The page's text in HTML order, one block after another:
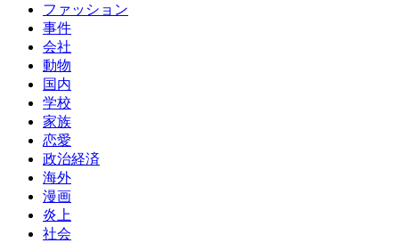
ファッション
事件
会社
動物
国内
学校
家族
恋愛
政治経済
海外
漫画
炎上
社会